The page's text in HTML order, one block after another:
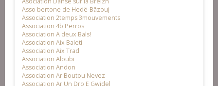
Asso bertone de Hedë-Bâzouj
Association 2temps 3mouvements
Association 4b Perros
Association A deux Bals!
Association Aix Baleti
Association Aix Trad
Association Aloubi
Association Andon
Association Ar Boutou Nevez
Association Ar Un Dro E Gwidel